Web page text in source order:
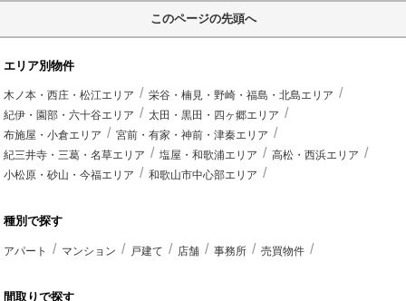
このページの先頭へ
エリア別物件
木ノ本・西庄・松江エリア
栄谷・楠見・野崎・福島・北島エリア
紀伊・園部・六十谷エリア
太田・黒田・四ヶ郷エリア
布施屋・小倉エリア
宮前・有家・神前・津秦エリア
紀三井寺・三葛・名草エリア
塩屋・和歌浦エリア
高松・西浜エリア
小松原・砂山・今福エリア
和歌山市中心部エリア
種別で探す
アパート マンション 戸建て 店舗 事務所 売買物件
間取りで探す